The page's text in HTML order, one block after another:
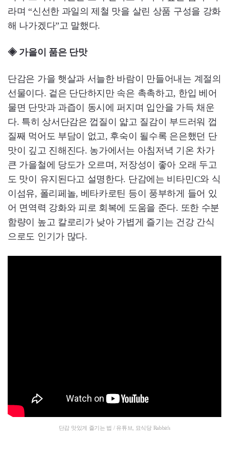
라며 “신선한 과일의 제철 맛을 살린 상품 구성을 강화
해 나가겠다”고 말했다.
◈ 가을이 품은 단맛
단감은 가을 햇살과 서늘한 바람이 만들어내는 계절의
선물이다. 겉은 단단하지만 속은 촉촉하고, 한입 베어
물면 단맛과 과즙이 동시에 퍼지며 입안을 가득 채운
다. 특히 상서단감은 껍질이 얇고 질감이 부드러워 껍
질째 먹어도 부담이 없고, 후숙이 될수록 은은했던 단
맛이 깊고 진해진다. 농가에서는 아침저녁 기온 차가
큰 가을철에 당도가 오르며, 저장성이 좋아 오래 두고
도 맛이 유지된다고 설명한다. 단감에는 비타민C와 식
이섬유, 폴리페놀, 베타카로틴 등이 풍부하게 들어 있
어 면역력 강화와 피로 회복에 도움을 준다. 또한 수분
함량이 높고 칼로리가 낮아 가볍게 즐기는 건강 간식
으로도 인기가 많다.
단감 맛있게 즐기는 법 / 유튜브, 묘식당 Rabbit's